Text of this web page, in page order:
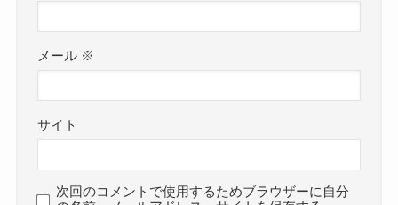
メール ※
サイト
次回のコメントで使用するためブラウザーに自分